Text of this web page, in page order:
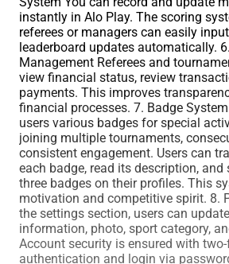
instantly in Alo Play. The scoring
referees or managers can easily
leaderboard updates automatically.
Management Referees and
view financial status, review
payments. This improves
financial processes. 7. Badge
users various badges for special
joining multiple tournaments,
consistent engagement. Users can
each badge, read its description, and
three badges on their profiles. This
motivation and competitive spirit. 8.
the settings section, users can
information, photo, sport category,
Account security is ensured with
authentication and login via